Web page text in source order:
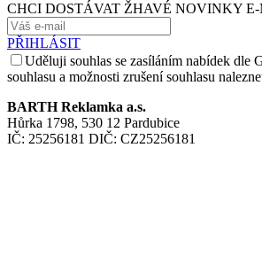
CHCI DOSTÁVAT ŽHAVÉ NOVINKY
PŘIHLÁSIT
Uděluji souhlas se zasíláním nabídek dle
souhlasu a možnosti zrušení souhlasu
BARTH Reklamka a.s.
Hůrka 1798, 530 12 Pardubice
IČ: 25256181 DIČ: CZ25256181